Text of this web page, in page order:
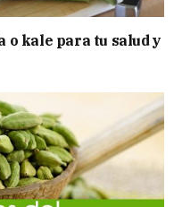
o kale para tu salud y